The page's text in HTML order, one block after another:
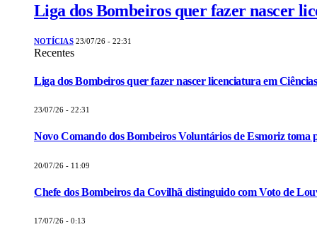
Liga dos Bombeiros quer fazer nascer
NOTÍCIAS 23/07/26 - 22:31
Recentes
Liga dos Bombeiros quer fazer nascer licenciatura em
23/07/26 - 22:31
Novo Comando dos Bombeiros Voluntários de Esmoriz toma
20/07/26 - 11:09
Chefe dos Bombeiros da Covilhã distinguido com Voto de
17/07/26 - 0:13